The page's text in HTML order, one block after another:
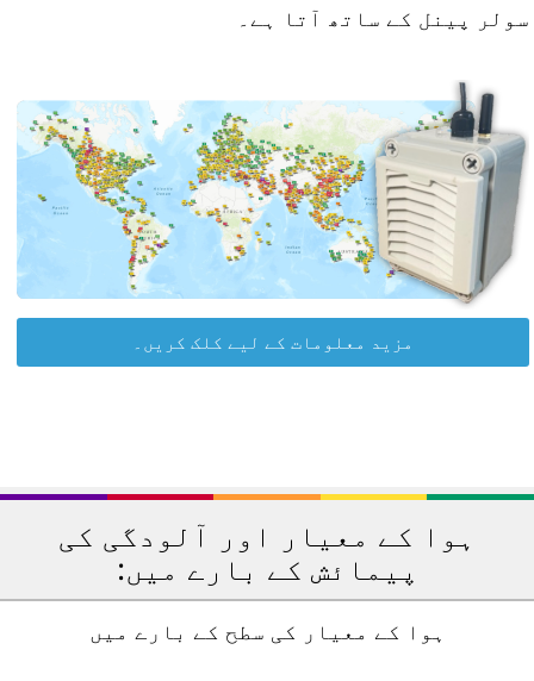
سولر پینل کے ساتھ آتا ہے۔
مزید معلومات کے لیے کلک کریں۔
ہوا کے معیار اور آلودگی کی
پیمائش کے بارے میں:
ہوا کے معیار کی سطح کے بارے میں